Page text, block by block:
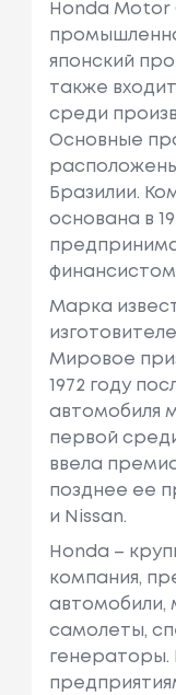
Honda Motor
японский
также
среди
Основные
Бразилии.
основана в
Марка
Мировое
1972 году
автомобиля
первой
ввела
позднее ее
и Nissan.
Honda –
компания,
автомобили,
самолеты,
генераторы.